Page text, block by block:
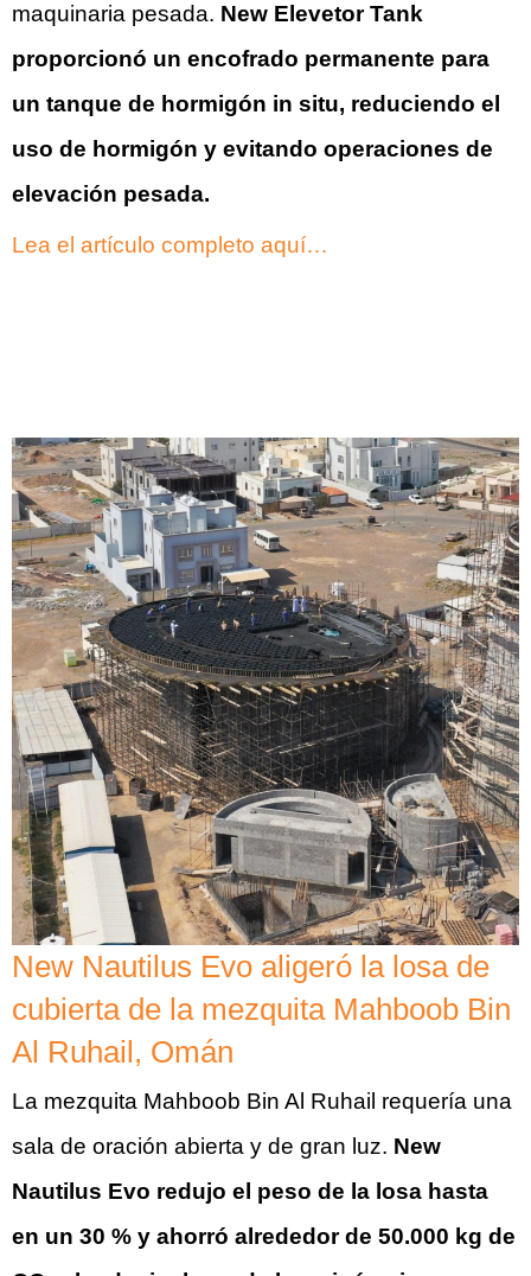
maquinaria pesada. New Elevetor Tank
proporcionó un encofrado permanente para
un tanque de hormigón in situ, reduciendo el
uso de hormigón y evitando operaciones de
elevación pesada.
Lea el artículo completo aquí…
New Nautilus Evo aligeró la losa de
cubierta de la mezquita Mahboob Bin
Al Ruhail, Omán
La mezquita Mahboob Bin Al Ruhail requería una
sala de oración abierta y de gran luz. New
Nautilus Evo redujo el peso de la losa hasta
en un 30 % y ahorró alrededor de 50.000 kg de